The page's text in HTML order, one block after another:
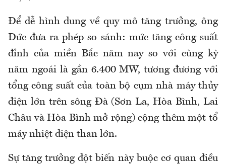
Để dễ hình dung về quy mô tăng trưởng, ông
Đức đưa ra phép so sánh: mức tăng công suất
đỉnh của miền Bắc năm nay so với cùng kỳ
năm ngoái là gần 6.400 MW, tương đương với
tổng công suất của toàn bộ cụm nhà máy thủy
điện lớn trên sông Đà (Sơn La, Hòa Bình, Lai
Châu và Hòa Bình mở rộng) cộng thêm một tổ
máy nhiệt điện than lớn.
Sự tăng trưởng đột biến này buộc cơ quan điều